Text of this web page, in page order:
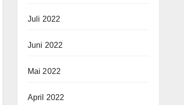
Juli 2022
Juni 2022
Mai 2022
April 2022